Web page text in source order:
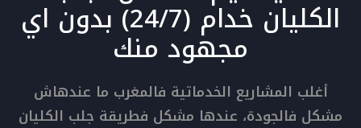
الكليان خدام (24/7) بدون اي
مجهود منك
أغلب المشاريع الخدماتية فالمغرب ما عندهاش
مشكل فالجودة، عندها مشكل فطريقة جلب الكليان